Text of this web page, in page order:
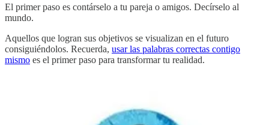
El primer paso es contárselo a tu pareja o amigos. Decírselo al
mundo.
Aquellos que logran sus objetivos se visualizan en el futuro
consiguiéndolos. Recuerda, usar las palabras correctas contigo
mismo es el primer paso para transformar tu realidad.